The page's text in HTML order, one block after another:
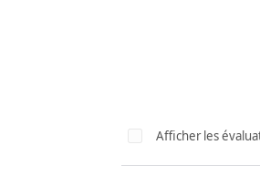
Afficher les